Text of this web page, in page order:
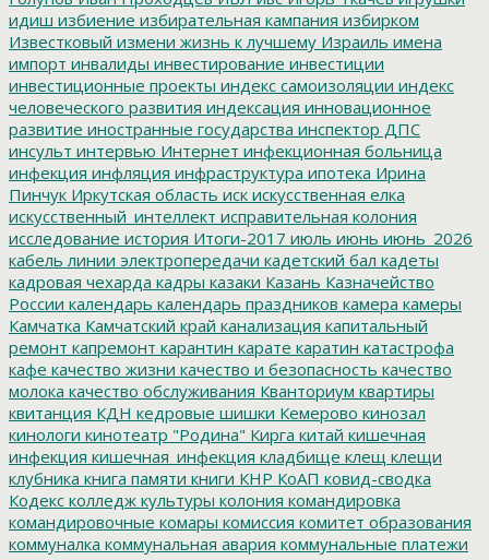
идиш избиение избирательная кампания избирком
Известковый измени жизнь к лучшему Израиль имена
импорт инвалиды инвестирование инвестиции
инвестиционные проекты индекс самоизоляции индекс
человеческого развития индексация инновационное
развитие иностранные государства инспектор ДПС
инсульт интервью Интернет инфекционная больница
инфекция инфляция инфраструктура ипотека Ирина
Пинчук Иркутская область иск искусственная елка
искусственный_интеллект исправительная колония
исследование история Итоги-2017 июль июнь июнь_2026
кабель линии электропередачи кадетский бал кадеты
кадровая чехарда кадры казаки Казань Казначейство
России календарь календарь праздников камера камеры
Камчатка Камчатский край канализация капитальный
ремонт капремонт карантин карате каратин катастрофа
кафе качество жизни качество и безопасность качество
молока качество обслуживания Кванториум квартиры
квитанция КДН кедровые шишки Кемерово кинозал
кинологи кинотеатр "Родина" Кирга китай кишечная
инфекция кишечная_инфекция кладбище клещ клещи
клубника книга памяти книги КНР КоАП ковид-сводка
Кодекс колледж культуры колония командировка
командировочные комары комиссия комитет образования
коммуналка коммунальная авария коммунальные платежи